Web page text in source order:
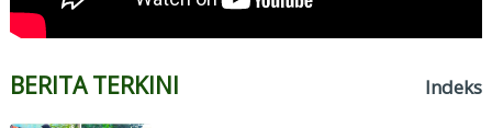
BERITA TERKINI Indeks